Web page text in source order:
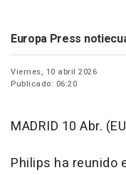
Europa Press
Viernes, 10 abril 2026
Publicado: 06:20
MADRID 10 Abr.
Philips ha reunido